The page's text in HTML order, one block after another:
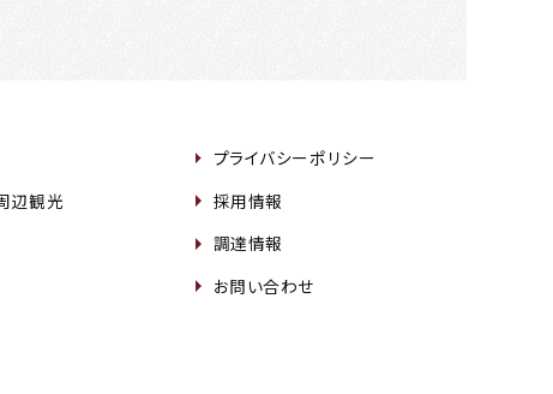
辺観光
プライバシーポリシー
採用情報
調達情報
お問い合わせ